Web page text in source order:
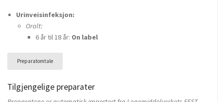
Urinveisinfeksjon:
Oralt:
6 år til 18 år: On label
Preparatomtale
Tilgjengelige preparater